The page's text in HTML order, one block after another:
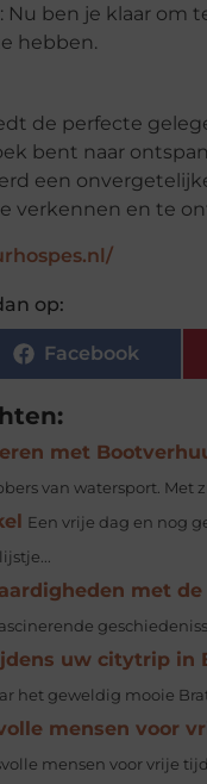
Nu ben je klaar om
hebben.
de perfecte
bent naar
een
verkennen en te
op:
Facebook
met
van watersport. Met
Een vrije dag en nog
met de
uw citytrip in
het geweldig mooie
mensen voor
mensen voor vrije